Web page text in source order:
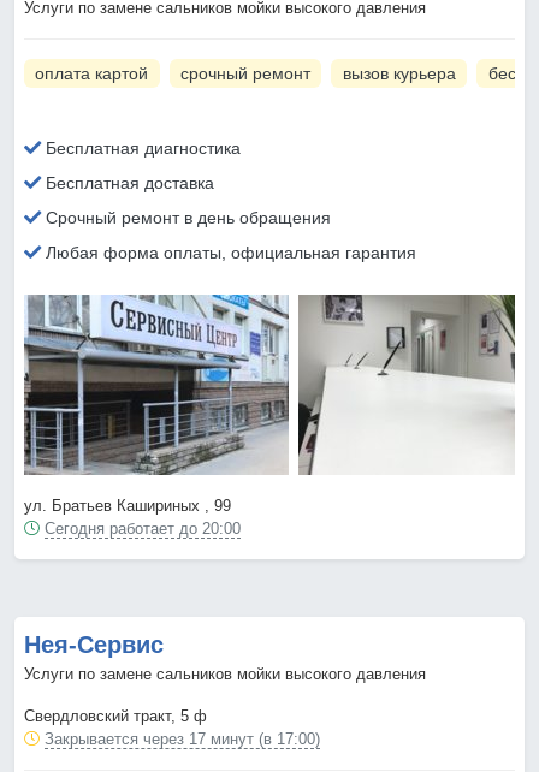
Услуги по замене сальников мойки высокого давления
оплата картой срочный ремонт вызов курьера
Бесплатная диагностика
Бесплатная доставка
Срочный ремонт в день обращения
Любая форма оплаты, официальная гарантия
ул. Братьев Кашириных , 99
Сегодня работает до 20:00
Нея-Сервис
Услуги по замене сальников мойки высокого давления
Свердловский тракт, 5 ф
Закрывается через 17 минут (в 17:00)